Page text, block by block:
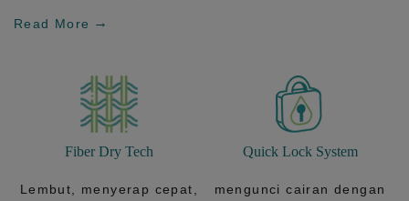
Read More
Fiber Dry Tech
Lembut, menyerap cepat,
Quick Lock System
mengunci cairan dengan